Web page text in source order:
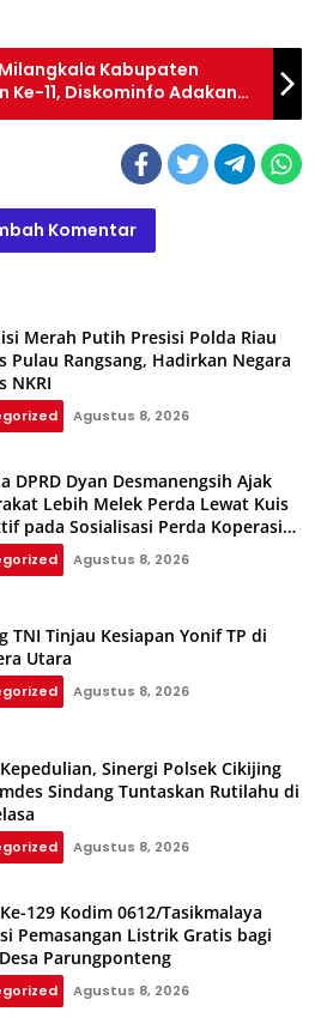
Kabupaten
Ke-11, Diskominfo Adakan
Ka Pangandaran”
Komentar
Merah Putih Presisi Polda Riau
Pulau Rangsang, Hadirkan Negara
NKRI
Agustus 8, 2026
DPRD Dyan Desmanengsih Ajak
Lebih Melek Perda Lewat Kuis
pada Sosialisasi Perda Koperasi
Agustus 8, 2026
TNI Tinjau Kesiapan Yonif TP di
Utara
Agustus 8, 2026
Sinergi Polsek Cikijing
Sindang Tuntaskan Rutilahu di
Agustus 8, 2026
129 Kodim 0612/Tasikmalaya
Pemasangan Listrik Gratis bagi
Parungponteng
Agustus 8, 2026